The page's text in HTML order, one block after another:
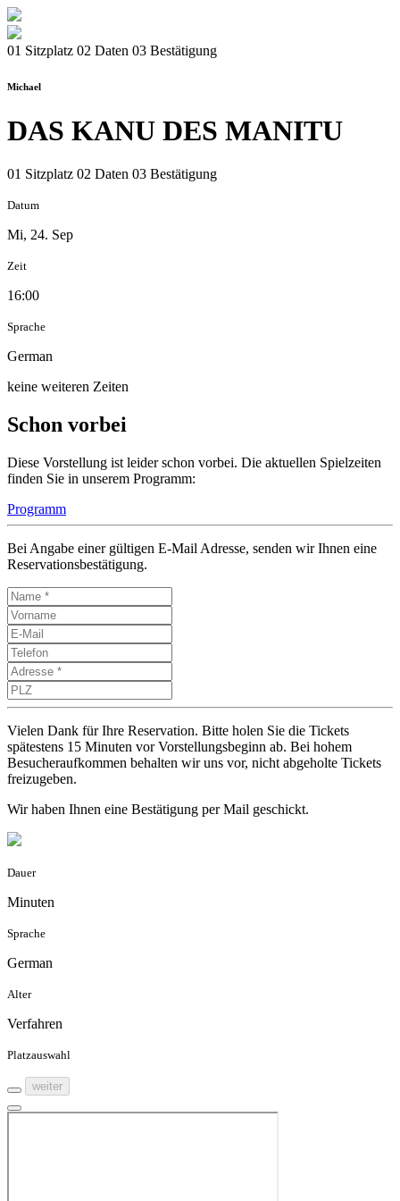
01 Sitzplatz 02 Daten 03 Bestätigung
Michael
DAS KANU DES MANITU
01 Sitzplatz 02 Daten 03 Bestätigung
Datum
Mi, 24. Sep
Zeit
16:00
Sprache
German
keine weiteren Zeiten
Schon vorbei
Diese Vorstellung ist leider schon vorbei. Die aktuellen Spielzeiten
finden Sie in unserem Programm:
Programm
Bei Angabe einer gültigen E-Mail Adresse, senden wir Ihnen eine
Reservationsbestätigung.
Vielen Dank für Ihre Reservation. Bitte holen Sie die Tickets
spätestens 15 Minuten vor Vorstellungsbeginn ab. Bei hohem
Besucheraufkommen behalten wir uns vor, nicht abgeholte Tickets
freizugeben.
Wir haben Ihnen eine Bestätigung per Mail geschickt.
Dauer
Minuten
Sprache
German
Alter
Verfahren
Platzauswahl
weiter